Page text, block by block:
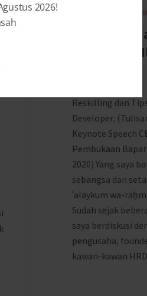
Reskilling
Reskilling dan
Developer:
Keynote Speech
Pembukaan
2020) Yang saya
sebangsa dan
ʿalaykum wa-
Sudah sejak
saya berdiskusi
pengusaha,
kawan-kawan
2026!